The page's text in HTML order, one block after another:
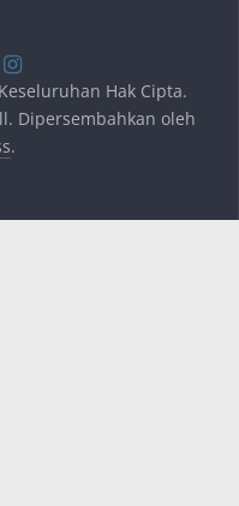
Hak Cipta.
Dipersembahkan oleh
.